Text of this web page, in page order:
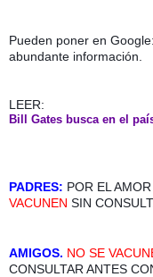
Pueden poner en
abundante información.
LEER:
Bill Gates busca en el
PADRES: POR EL
VACUNEN SIN
AMIGOS. NO SE
CONSULTAR ANTES